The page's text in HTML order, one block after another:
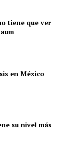
tiene que ver
en México
su nivel más